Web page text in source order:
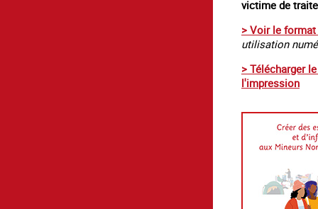
victime de traite
> Voir le format
utilisation
> Télécharger
l'impression